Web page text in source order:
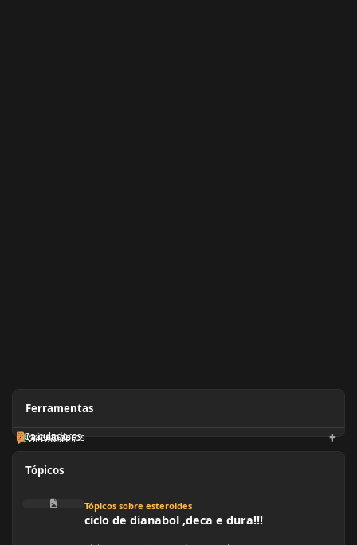
Ferramentas
Geradores
Orientadores
Calculadoras
Tópicos
ciclo de dianabol ,deca e dura!!!
Tópicos sobre esteroides
ciclo de dianabol ,deca e dura!!!